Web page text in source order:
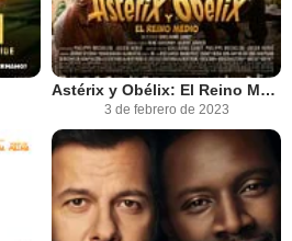
Astérix y Obélix: El Reino Medio
3 de febrero de 2023